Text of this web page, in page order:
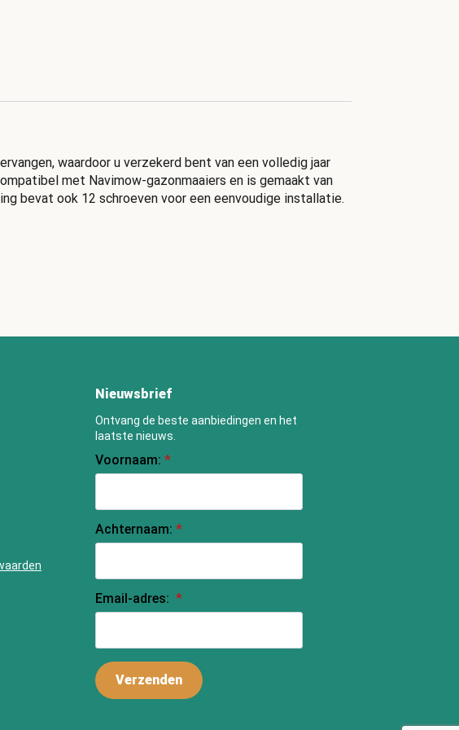
waardoor u verzekerd bent van een volledig jaar
met Navimow-gazonmaaiers en is gemaakt van
bevat ook 12 schroeven voor een eenvoudige installatie.
Nieuwsbrief
Ontvang de beste aanbiedingen en het
laatste nieuws.
Voornaam: *
Achternaam: *
Email-adres: *
Verzenden